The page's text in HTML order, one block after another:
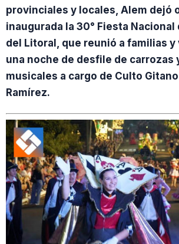
provinciales y locales, Alem dejó
inaugurada la 30° Fiesta Nacional
del Litoral, que reunió a familias
una noche de desfile de carrozas
musicales a cargo de Culto
Ramírez.